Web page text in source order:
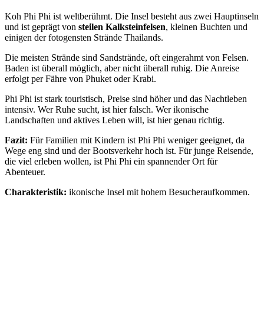
Koh Phi Phi ist weltberühmt. Die Insel besteht aus zwei Hauptinseln
und ist geprägt von steilen Kalksteinfelsen, kleinen Buchten und
einigen der fotogensten Strände Thailands.
Die meisten Strände sind Sandstrände, oft eingerahmt von Felsen.
Baden ist überall möglich, aber nicht überall ruhig. Die Anreise
erfolgt per Fähre von Phuket oder Krabi.
Phi Phi ist stark touristisch, Preise sind höher und das Nachtleben
intensiv. Wer Ruhe sucht, ist hier falsch. Wer ikonische
Landschaften und aktives Leben will, ist hier genau richtig.
Fazit: Für Familien mit Kindern ist Phi Phi weniger geeignet, da
Wege eng sind und der Bootsverkehr hoch ist. Für junge Reisende,
die viel erleben wollen, ist Phi Phi ein spannender Ort für
Abenteuer.
Charakteristik: ikonische Insel mit hohem Besucheraufkommen.